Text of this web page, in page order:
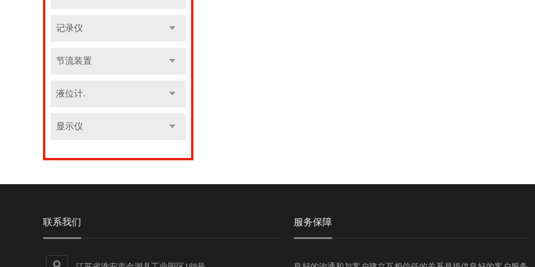
记录仪
节流装置
液位计.
显示仪
联系我们 服务保障